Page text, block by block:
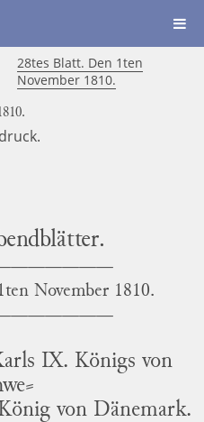
28tes Blatt. Den 1ten
November 1810.
.
November 1810.
IX. Königs von
⸗
von Dänemark.